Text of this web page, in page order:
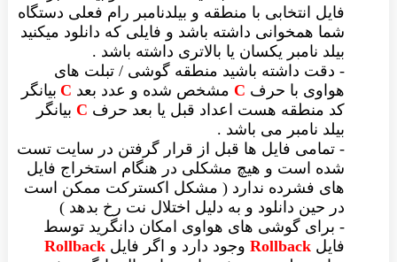
فایل انتخابی با منطقه و بیلدنامبر رام فعلی دستگاه
شما همخوانی داشته باشد و فایلی که دانلود میکنید
بیلد نامبر یکسان یا بالاتری داشته باشد .
- دقت داشته باشید منطقه گوشی / تبلت های
هواوی با حرف C مشخص شده و عدد بعد C بیانگر
کد منطقه هست اعداد قبل یا بعد حرف Cبیانگر
بیلد نامبر می باشد .
- تمامی فایل ها قبل از قرار گرفتن در سایت تست
شده است و هیچ مشکلی در هنگام استخراج فایل
های فشرده ندارد ( مشکل اکسترکت ممکن است
در حین دانلود و به دلیل اختلال نت رخ بدهد )
- برای گوشی های هواوی امکان دانگرید توسط
فایل Rollbackوجود دارد و اگر فایل Rollback